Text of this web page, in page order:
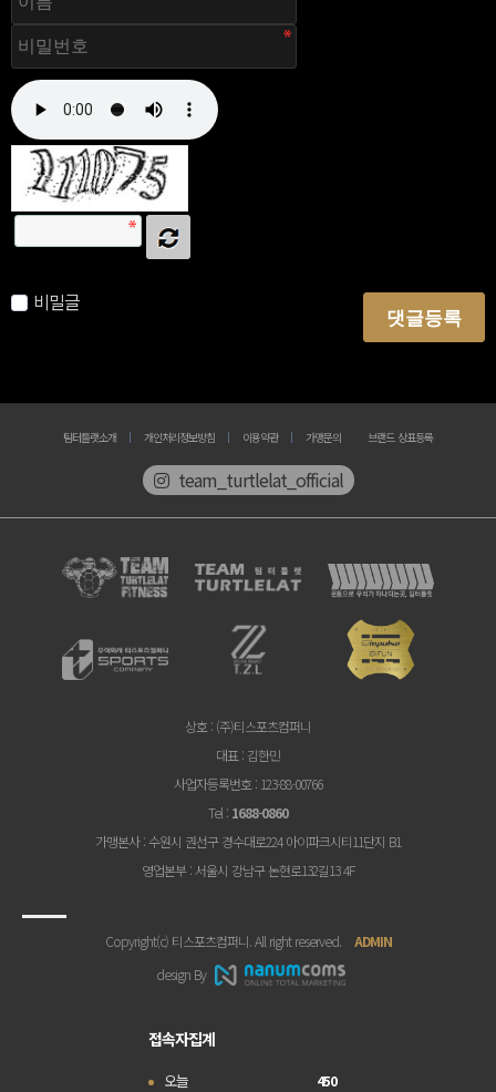
비밀글
댓글등록
팀터틀랫소개 개인처리정보방침 이용약관 가맹문의 브랜드 상표등록
team_turtlelat_official
상호 : (주)티스포츠컴퍼니
대표 : 김한민
사업자등록번호 : 123-88-00766
Tel : 1688-0860
가맹본사: 수원시 권선구 경수대로224 아이파크시티11단지 B1
영업본부: 서울시 강남구 논현로132길13 4F
Copyright(c) 티스포츠컴퍼니. All right reserved. ADMIN
design By
접속자집계
오늘 450